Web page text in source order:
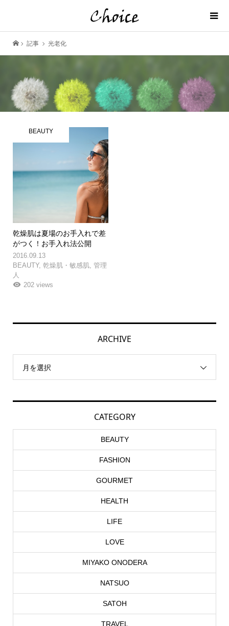
記事 光老化
BEAUTY
乾燥肌は夏場のお手入れで差
がつく！お手入れ法公開
2016.09.13
BEAUTY, 乾燥肌・敏感肌, 管理
人
202 views
ARCHIVE
月を選択
CATEGORY
BEAUTY
FASHION
GOURMET
HEALTH
LIFE
LOVE
MIYAKO ONODERA
NATSUO
SATOH
TRAVEL